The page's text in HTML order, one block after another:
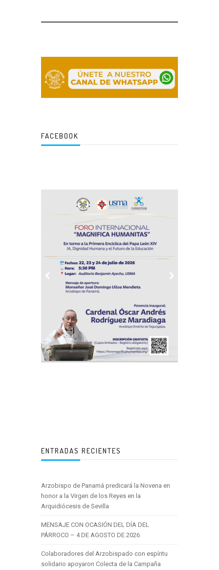
FACEBOOK
ENTRADAS RECIENTES
Arzobispo de Panamá predicará la Novena en
honor a la Virgen de los Reyes en la
Arquidiócesis de Sevilla
MENSAJE CON OCASIÓN DEL DÍA DEL
PÁRROCO – 4 DE AGOSTO DE 2026
Colaboradores del Arzobispado con espíritu
solidario apoyaron Colecta de la Campaña